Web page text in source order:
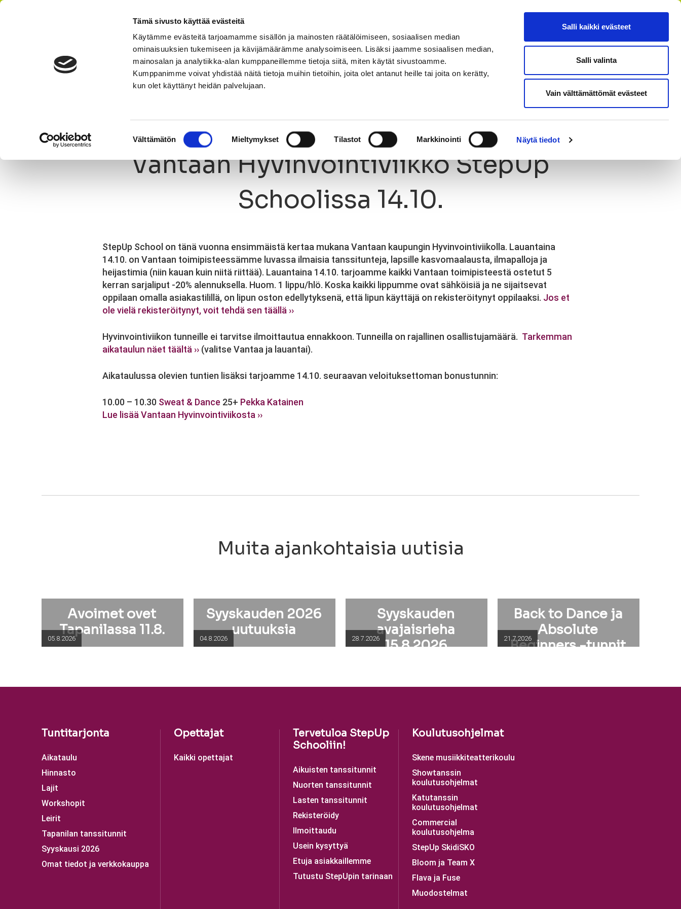
Tämä sivusto käyttää evästeitä
Käytämme evästeitä tarjoamamme sisällön ja mainosten räätälöimiseen, sosiaalisen median
ominaisuuksien tukemiseen ja kävijämäärämme analysoimiseen. Lisäksi jaamme sosiaalisen median,
mainosalan ja analytiikka-alan kumppaneillemme tietoja siitä, miten käytät sivustoamme.
Kumppanimme voivat yhdistää näitä tietoja muihin tietoihin, joita olet antanut heille tai joita on kerätty,
kun olet käyttänyt heidän palvelujaan.
Välttämätön Mieltymykset Tilastot Markkinointi Näytä tiedot
Salli kaikki evästeet
Salli valinta
Vain välttämättömät evästeet
FI SV EN RU
AIKATAULU HINNASTO LAJIT OPETTAJAT KIRJAUDU MENU
30.9.2017
Vantaan Hyvinvointiviikko StepUp
Schoolissa 14.10.
StepUp School on tänä vuonna ensimmäistä kertaa mukana Vantaan kaupungin Hyvinvointiviikolla. Lauantaina
14.10. on Vantaan toimipisteessämme luvassa ilmaisia tanssitunteja, lapsille kasvomaalausta, ilmapalloja ja
heijastimia (niin kauan kuin niitä riittää). Lauantaina 14.10. tarjoamme kaikki Vantaan toimipisteestä ostetut 5
kerran sarjaliput -20% alennuksella. Huom. 1 lippu/hlö. Koska kaikki lippumme ovat sähköisiä ja ne sijaitsevat
oppilaan omalla asiakastilillä, on lipun oston edellytyksenä, että lipun käyttäjä on rekisteröitynyt oppilaaksi. Jos et
ole vielä rekisteröitynyt, voit tehdä sen täällä ››
Hyvinvointiviikon tunneille ei tarvitse ilmoittautua ennakkoon. Tunneilla on rajallinen osallistujamäärä. Tarkemman
aikataulun näet täältä ›› (valitse Vantaa ja lauantai).
Aikataulussa olevien tuntien lisäksi tarjoamme 14.10. seuraavan veloituksettoman bonustunnin:
10.00 – 10.30 Sweat & Dance 25+ Pekka Katainen
Lue lisää Vantaan Hyvinvointiviikosta ››
Muita ajankohtaisia uutisia
Avoimet ovet
Tapanilassa 11.8.
05.8.2026
Syyskauden 2026
uutuuksia
04.8.2026
Syyskauden
avajaisrieha
15.8.2026
28.7.2026
Back to Dance ja
Absolute
Beginners -tunnit
21.7.2026
Tuntitarjonta
Aikataulu
Hinnasto
Lajit
Workshopit
Leirit
Tapanilan tanssitunnit
Syyskausi 2026
Omat tiedot ja verkkokauppa
Opettajat
Kaikki opettajat
Tervetuloa StepUp
Schooliin!
Aikuisten tanssitunnit
Nuorten tanssitunnit
Lasten tanssitunnit
Rekisteröidy
Ilmoittaudu
Usein kysyttyä
Etuja asiakkaillemme
Tutustu StepUpin tarinaan
Koulutusohjelmat
Skene musiikkiteatterikoulu
Showtanssin
koulutusohjelmat
Katutanssin
koulutusohjelmat
Commercial
koulutusohjelma
StepUp SkidiSKO
Bloom ja Team X
Flava ja Fuse
Muodostelmat